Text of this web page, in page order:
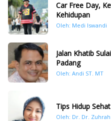
Car Free Day,
Kehidupan
Oleh: Medi Iswandi
Jalan Khatib
Padang
Oleh: Andi ST. MT
Tips Hidup
Oleh: Dr. Dr.